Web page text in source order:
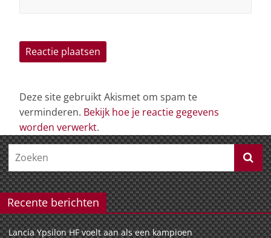
Deze site gebruikt Akismet om spam te
verminderen. Bekijk hoe je reactie gegevens
worden verwerkt.
Recente berichten
Lancia Ypsilon HF voelt aan als een kampioen